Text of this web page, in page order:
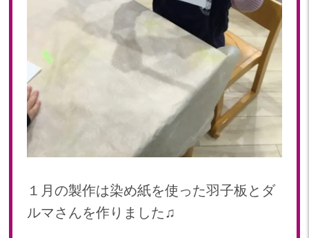
2023年 09月(20)
2023年 08月(21)
2023年 07月(20)
2023年 06月(22)
2023年 05月(20)
2023年 02月(19)
2023年 01月(19)
１月の製作は染め紙を使った羽子板とダ
ルマさんを作りました♫